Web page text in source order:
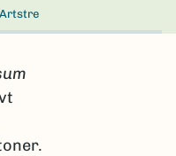
Artstre